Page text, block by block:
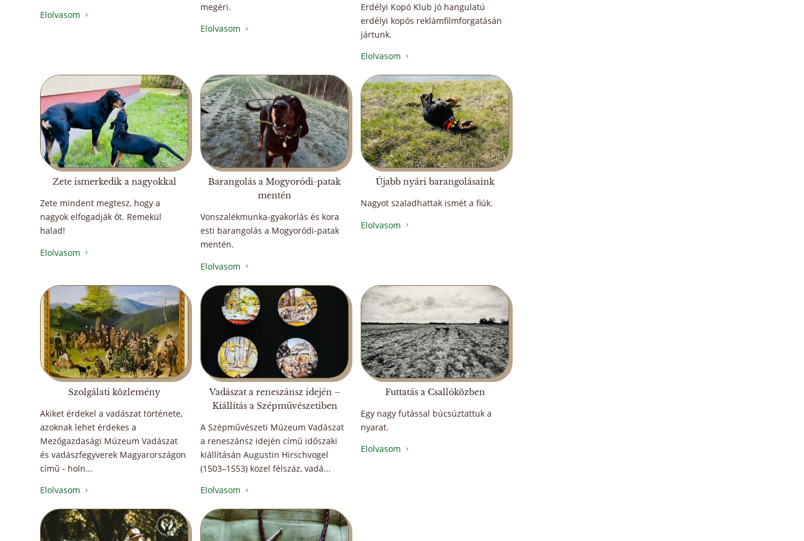
Elolvasom
5
megéri.
Elolvasom
5
Erdélyi Kopó Klub jó hangulatú
erdélyi kopós reklámfilmforgatásán
jártunk.
Elolvasom
5
Zete ismerkedik a nagyokkal
Zete mindent megtesz, hogy a
nagyok elfogadják őt. Remekül
halad!
Elolvasom
5
Barangolás a Mogyoródi-patak
mentén
Vonszalékmunka-gyakorlás és kora
esti barangolás a Mogyoródi-patak
mentén.
Elolvasom
5
Újabb nyári barangolásaink
Nagyot szaladhattak ismét a fiúk.
Elolvasom
5
Szolgálati közlemény
Akiket érdekel a vadászat története,
azoknak lehet érdekes a
Mezőgazdasági Múzeum Vadászat
és vadászfegyverek Magyarországon
című - holn...
Elolvasom
5
Vadászat a reneszánsz idején –
Kiállítás a Szépművészetiben
A Szépművészeti Múzeum Vadászat
a reneszánsz idején című időszaki
kiállításán Augustin Hirschvogel
(1503–1553) közel félszáz, vadá...
Elolvasom
5
Futtatás a Csallóközben
Egy nagy futással búcsúztattuk a
nyarat.
Elolvasom
5